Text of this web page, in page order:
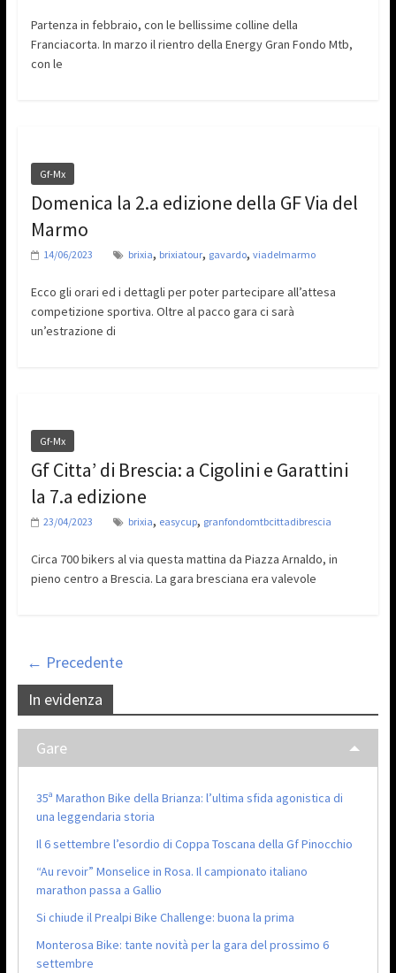
Partenza in febbraio, con le bellissime colline della
Franciacorta. In marzo il rientro della Energy Gran Fondo Mtb,
con le
Gf-Mx
Domenica la 2.a edizione della GF Via del
Marmo
14/06/2023 brixia, brixiatour, gavardo, viadelmarmo
Ecco gli orari ed i dettagli per poter partecipare all’attesa
competizione sportiva. Oltre al pacco gara ci sarà
un’estrazione di
Gf-Mx
Gf Citta’ di Brescia: a Cigolini e Garattini
la 7.a edizione
23/04/2023 brixia, easycup, granfondomtbcittadibrescia
Circa 700 bikers al via questa mattina da Piazza Arnaldo, in
pieno centro a Brescia. La gara bresciana era valevole
← Precedente
In evidenza
Gare
35ª Marathon Bike della Brianza: l’ultima sfida agonistica di
una leggendaria storia
Il 6 settembre l’esordio di Coppa Toscana della Gf Pinocchio
“Au revoir” Monselice in Rosa. Il campionato italiano
marathon passa a Gallio
Si chiude il Prealpi Bike Challenge: buona la prima
Monterosa Bike: tante novità per la gara del prossimo 6
settembre